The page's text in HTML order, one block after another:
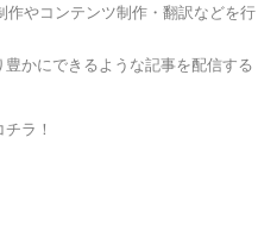
やコンテンツ制作・翻訳などを行
かにできるような記事を配信する
ラ！